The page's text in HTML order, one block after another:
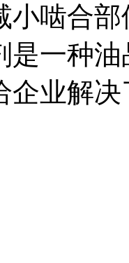
小啮合
是一种
企业解